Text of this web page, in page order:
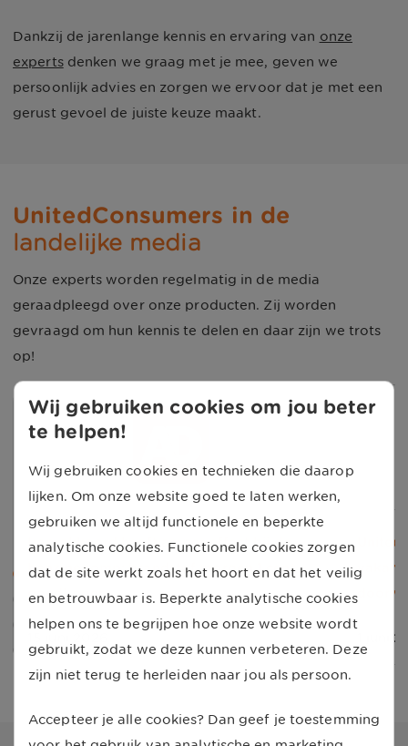
Dankzij de jarenlange kennis en ervaring van onze
expertsdenken we graag met je mee, geven we
persoonlijk advies en zorgen we ervoor dat je met een
gerust gevoel de juiste keuze maakt.
UnitedConsumers in de
landelijke media
Onze experts worden regelmatig in de media
geraadpleegd over onze producten. Zij worden
gevraagd om hun kennis te delen en daar zijn we trots
op!
Iran-akkoord heeft amper effect bij de
benzinepomp: brandstof morgen 1 cent
goedkoper
door
1 juni
Wij gebruiken cookies om jou beter
te helpen!
Wij gebruiken cookies en technieken die daarop
lijken. Om onze website goed te laten werken,
gebruiken we altijd functionele en beperkte
analytische cookies. Functionele cookies zorgen
dat de site werkt zoals het hoort en dat het veilig
en betrouwbaar is. Beperkte analytische cookies
helpen ons te begrijpen hoe onze website wordt
gebruikt, zodat we deze kunnen verbeteren. Deze
zijn niet terug te herleiden naar jou als persoon.
Accepteer je alle cookies? Dan geef je toestemming